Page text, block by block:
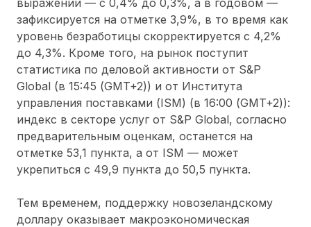
зафиксируется на отметке 3,9%, в то время как
уровень безработицы скорректируется с 4,2%
до 4,3%. Кроме того, на рынок поступит
статистика по деловой активности от S&P
Global (в 15:45 (GMT+2)) и от Института
управления поставками (ISM) (в 16:00 (GMT+2)):
индекс в секторе услуг от S&P Global, согласно
предварительным оценкам, останется на
отметке 53,1 пункта, а от ISM — может
укрепиться с 49,9 пункта до 50,5 пункта.
Тем временем, поддержку новозеландскому
доллару оказывает макроэкономическая